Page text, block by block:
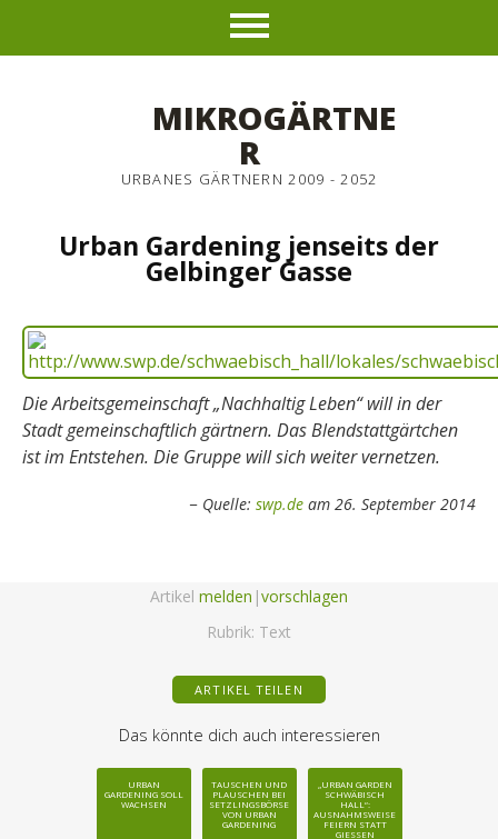
MIKROGÄRTNE
R
URBANES GÄRTNERN 2009 - 2052
Urban Gardening jenseits der
Gelbinger Gasse
Die Arbeitsgemeinschaft „Nachhaltig Leben“ will in der
Stadt gemeinschaftlich gärtnern. Das Blendstattgärtchen
ist im Entstehen. Die Gruppe will sich weiter vernetzen.
Quelle: swp.de am 26. September 2014
Artikel melden |vorschlagen
Rubrik: Text
ARTIKEL TEILEN
Das könnte dich auch interessieren
URBAN
GARDENING SOLL
WACHSEN
TAUSCHEN UND
PLAUSCHEN BEI
SETZLINGSBÖRSE
VON URBAN
GARDENING
„URBAN GARDEN
SCHWÄBISCH
HALL“:
AUSNAHMSWEISE
FEIERN STATT
GIESSEN